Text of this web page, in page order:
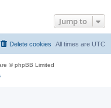
Jump to
All times are UTC
Delete cookies
© phpBB Limited